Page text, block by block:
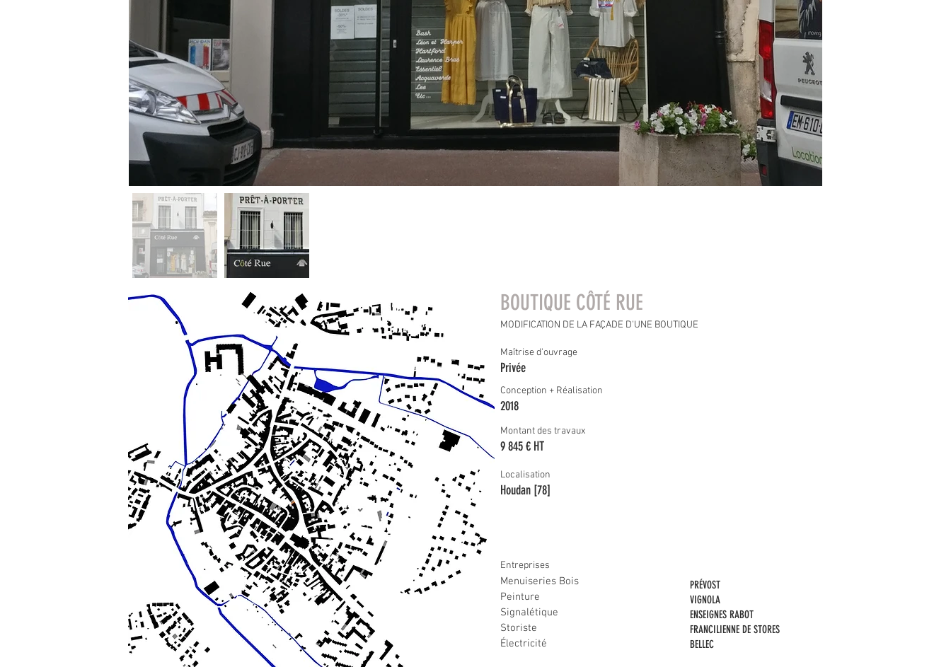
BOUTIQUE CÔTÉ RUE
MODIFICATION DE LA FAÇADE D'UNE BOUTIQUE
Maîtrise d'ouvrage
Privée
Conception + Réalisation
2018
Montant des travaux
9 845 € HT
Localisation
Houdan [78]
Entreprises
PRÉVOST
VIGNOLA
ENSEIGNES RABOT
FRANCILIENNE DE STORES
BELLEC
Menuiseries Bois
Peinture
Signalétique
Storiste
Électricité